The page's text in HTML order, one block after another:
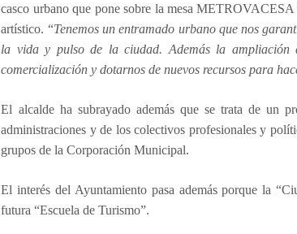
casco urbano que pone sobre la mesa
artístico. “Tenemos un entramado urbano que nos
la vida y pulso de la ciudad. Además la ampliación
comercialización y dotarnos de nuevos recursos para
El alcalde ha subrayado además que se trata de un
administraciones y de los colectivos profesionales y
grupos de la Corporación Municipal.
El interés del Ayuntamiento pasa además porque la
futura “Escuela de Turismo”.